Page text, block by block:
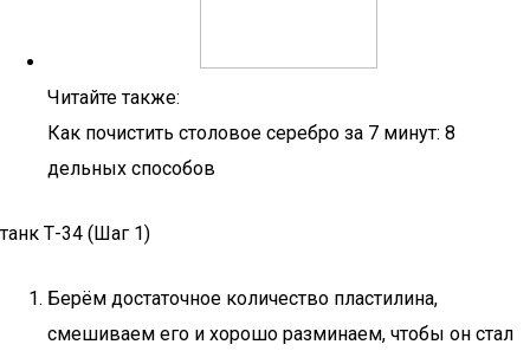
Читайте также:
Как почистить столовое серебро за 7 минут: 8
дельных способов
танк Т-34 (Шаг 1)
Берём достаточное количество пластилина,
смешиваем его и хорошо разминаем, чтобы он стал